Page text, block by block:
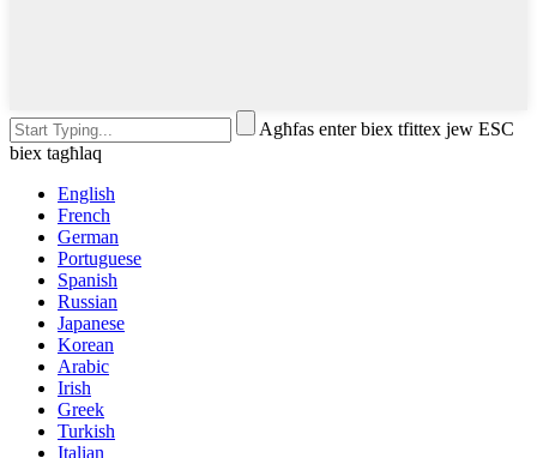
Agħfas enter biex tfittex jew ESC
biex tagħlaq
English
French
German
Portuguese
Spanish
Russian
Japanese
Korean
Arabic
Irish
Greek
Turkish
Italian